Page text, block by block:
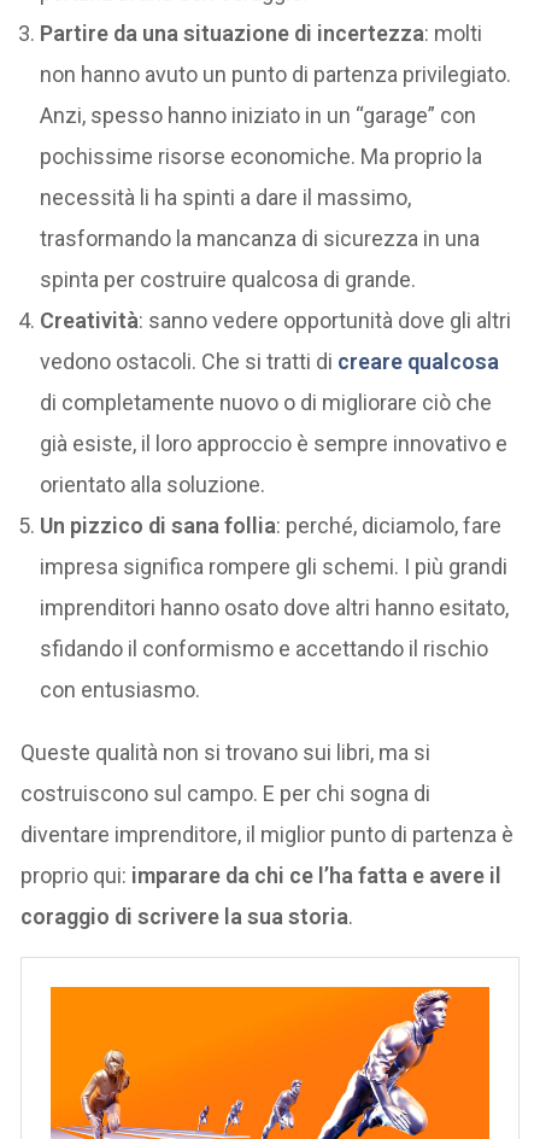
Partire da una situazione di incertezza: molti
non hanno avuto un punto di partenza privilegiato.
Anzi, spesso hanno iniziato in un “garage” con
pochissime risorse economiche. Ma proprio la
necessità li ha spinti a dare il massimo,
trasformando la mancanza di sicurezza in una
spinta per costruire qualcosa di grande.
Creatività: sanno vedere opportunità dove gli altri
vedono ostacoli. Che si tratti di creare qualcosa
di completamente nuovo o di migliorare ciò che
già esiste, il loro approccio è sempre innovativo e
orientato alla soluzione.
Un pizzico di sana follia: perché, diciamolo, fare
impresa significa rompere gli schemi. I più grandi
imprenditori hanno osato dove altri hanno esitato,
sfidando il conformismo e accettando il rischio
con entusiasmo.
Queste qualità non si trovano sui libri, ma si
costruiscono sul campo. E per chi sogna di
diventare imprenditore, il miglior punto di partenza è
proprio qui: imparare da chi ce l’ha fatta e avere il
coraggio di scrivere la sua storia.